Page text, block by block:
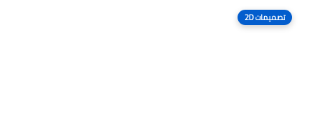
تصميمات 2D